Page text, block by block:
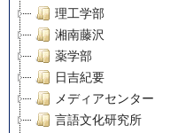
理工学部
湘南藤沢
薬学部
日吉紀要
メディアセンター
言語文化研究所